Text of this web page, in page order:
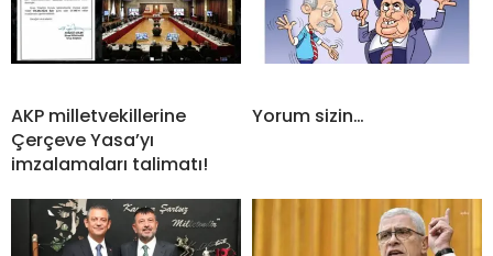
AKP milletvekillerine
Çerçeve Yasa’yı
imzalamaları talimatı!
Yorum sizin…